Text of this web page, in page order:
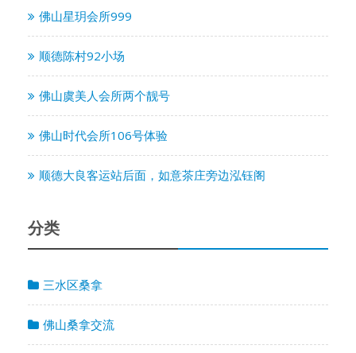
佛山星玥会所999
顺德陈村92小场
佛山虞美人会所两个靓号
佛山时代会所106号体验
顺德大良客运站后面，如意茶庄旁边泓钰阁
分类
三水区桑拿
佛山桑拿交流